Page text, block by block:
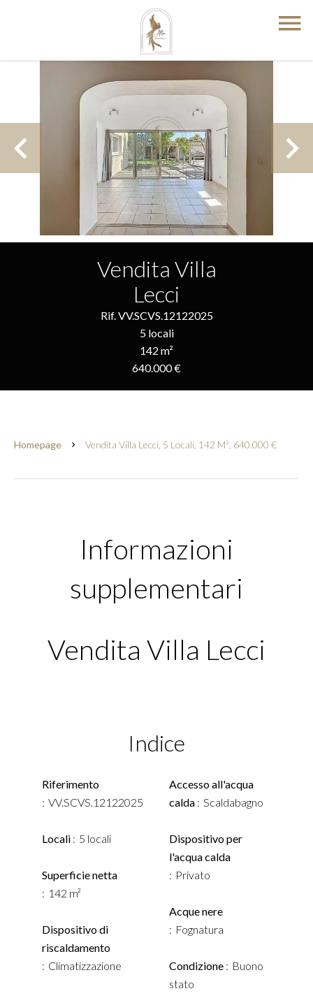
Vendita Villa
Lecci
Rif. VV.SCVS.12122025
5 locali
142 m²
640.000 €
Homepage Vendita Villa Lecci, 5 Locali, 142 M², 640.000 €
Informazioni
supplementari
Vendita Villa Lecci
Indice
Riferimento
VV.SCVS.12122025
Locali 5 locali
Superficie netta
142 m²
Dispositivo di
riscaldamento
Climatizzazione
Accesso all'acqua
calda
Scaldabagno
Dispositivo per
l'acqua calda
Privato
Acque nere
Fognatura
Condizione
Buono
stato